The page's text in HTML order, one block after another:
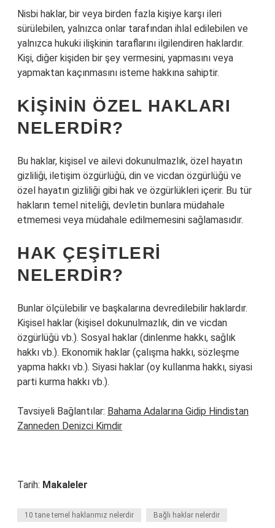
Nisbi haklar, bir veya birden fazla kişiye karşı ileri
sürülebilen, yalnızca onlar tarafından ihlal edilebilen ve
yalnızca hukuki ilişkinin taraflarını ilgilendiren haklardır.
Kişi, diğer kişiden bir şey vermesini, yapmasını veya
yapmaktan kaçınmasını isteme hakkına sahiptir.
KIŞININ ÖZEL HAKLARI
NELERDIR?
Bu haklar, kişisel ve ailevi dokunulmazlık, özel hayatın
gizliliği, iletişim özgürlüğü, din ve vicdan özgürlüğü ve
özel hayatın gizliliği gibi hak ve özgürlükleri içerir. Bu tür
hakların temel niteliği, devletin bunlara müdahale
etmemesi veya müdahale edilmemesini sağlamasıdır.
HAK ÇEŞITLERI
NELERDIR?
Bunlar ölçülebilir ve başkalarına devredilebilir haklardır.
Kişisel haklar (kişisel dokunulmazlık, din ve vicdan
özgürlüğü vb.). Sosyal haklar (dinlenme hakkı, sağlık
hakkı vb.). Ekonomik haklar (çalışma hakkı, sözleşme
yapma hakkı vb.). Siyasi haklar (oy kullanma hakkı, siyasi
parti kurma hakkı vb.).
Tavsiyeli Bağlantılar: Bahama Adalarına Gidip Hindistan
Zanneden Denizci Kimdir
Tarih: Makaleler
10 tane temel haklarımız nelerdir Bağlı haklar nelerdir